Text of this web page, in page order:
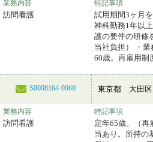
業務内容
訪問看護
特記事項
試用期間3ヶ月
神科勤務1年以
護の要件の研修
当社負担） ・
60歳。再雇用制
S0008164-0060 東京都 大田
業務内容
訪問看護
特記事項
定年65歳。（再
当あり。所持の